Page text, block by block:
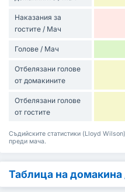
Наказания за
гостите / Мач
Голове / Мач
Отбелязани голове
от домакините
Отбелязани голове
от гостите
Съдийските статистики (Lloyd
преди мача.
Таблица на домакина